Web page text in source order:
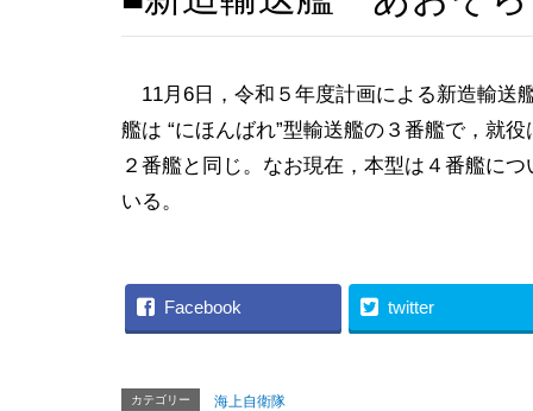
11月6日，令和５年度計画による新造輸送
艦は “にほんばれ”型輸送艦の３番艦で，就
２番艦と同じ。なお現在，本型は４番艦に
いる。
Facebook twitter
カテゴリー 海上自衛隊